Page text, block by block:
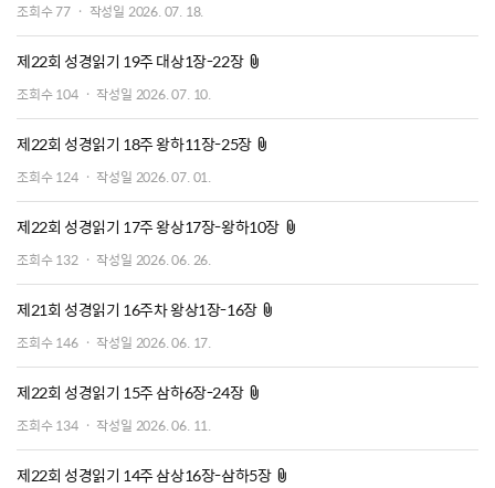
조회수77 작성일 2026. 07. 18.
제22회 성경읽기 19주 대상1장-22장
조회수104 작성일 2026. 07. 10.
제22회 성경읽기 18주 왕하11장-25장
조회수124 작성일 2026. 07. 01.
제22회 성경읽기 17주 왕상17장-왕하10장
조회수132 작성일 2026. 06. 26.
제21회 성경읽기 16주차 왕상1장-16장
조회수146 작성일 2026. 06. 17.
제22회 성경읽기 15주 삼하6장-24장
조회수134 작성일 2026. 06. 11.
제22회 성경읽기 14주 삼상16장-삼하5장